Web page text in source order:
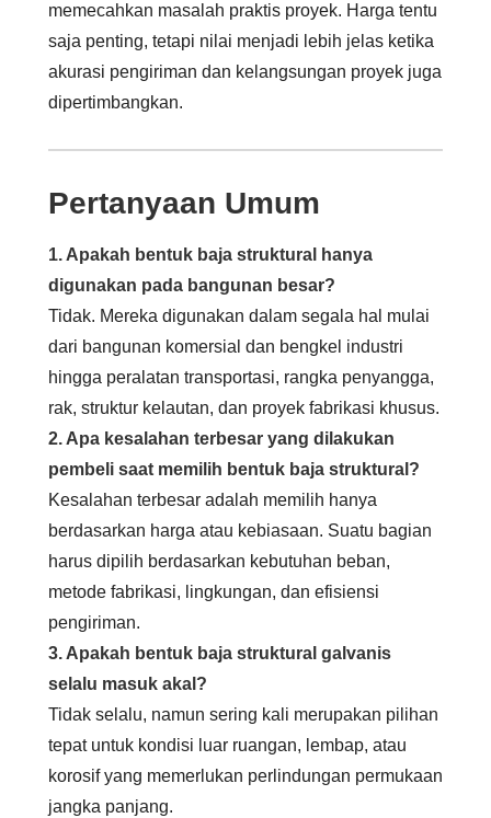
memecahkan masalah praktis proyek. Harga tentu
saja penting, tetapi nilai menjadi lebih jelas ketika
akurasi pengiriman dan kelangsungan proyek juga
dipertimbangkan.
Pertanyaan Umum
1. Apakah bentuk baja struktural hanya
digunakan pada bangunan besar?
Tidak. Mereka digunakan dalam segala hal mulai
dari bangunan komersial dan bengkel industri
hingga peralatan transportasi, rangka penyangga,
rak, struktur kelautan, dan proyek fabrikasi khusus.
2. Apa kesalahan terbesar yang dilakukan
pembeli saat memilih bentuk baja struktural?
Kesalahan terbesar adalah memilih hanya
berdasarkan harga atau kebiasaan. Suatu bagian
harus dipilih berdasarkan kebutuhan beban,
metode fabrikasi, lingkungan, dan efisiensi
pengiriman.
3. Apakah bentuk baja struktural galvanis
selalu masuk akal?
Tidak selalu, namun sering kali merupakan pilihan
tepat untuk kondisi luar ruangan, lembap, atau
korosif yang memerlukan perlindungan permukaan
jangka panjang.